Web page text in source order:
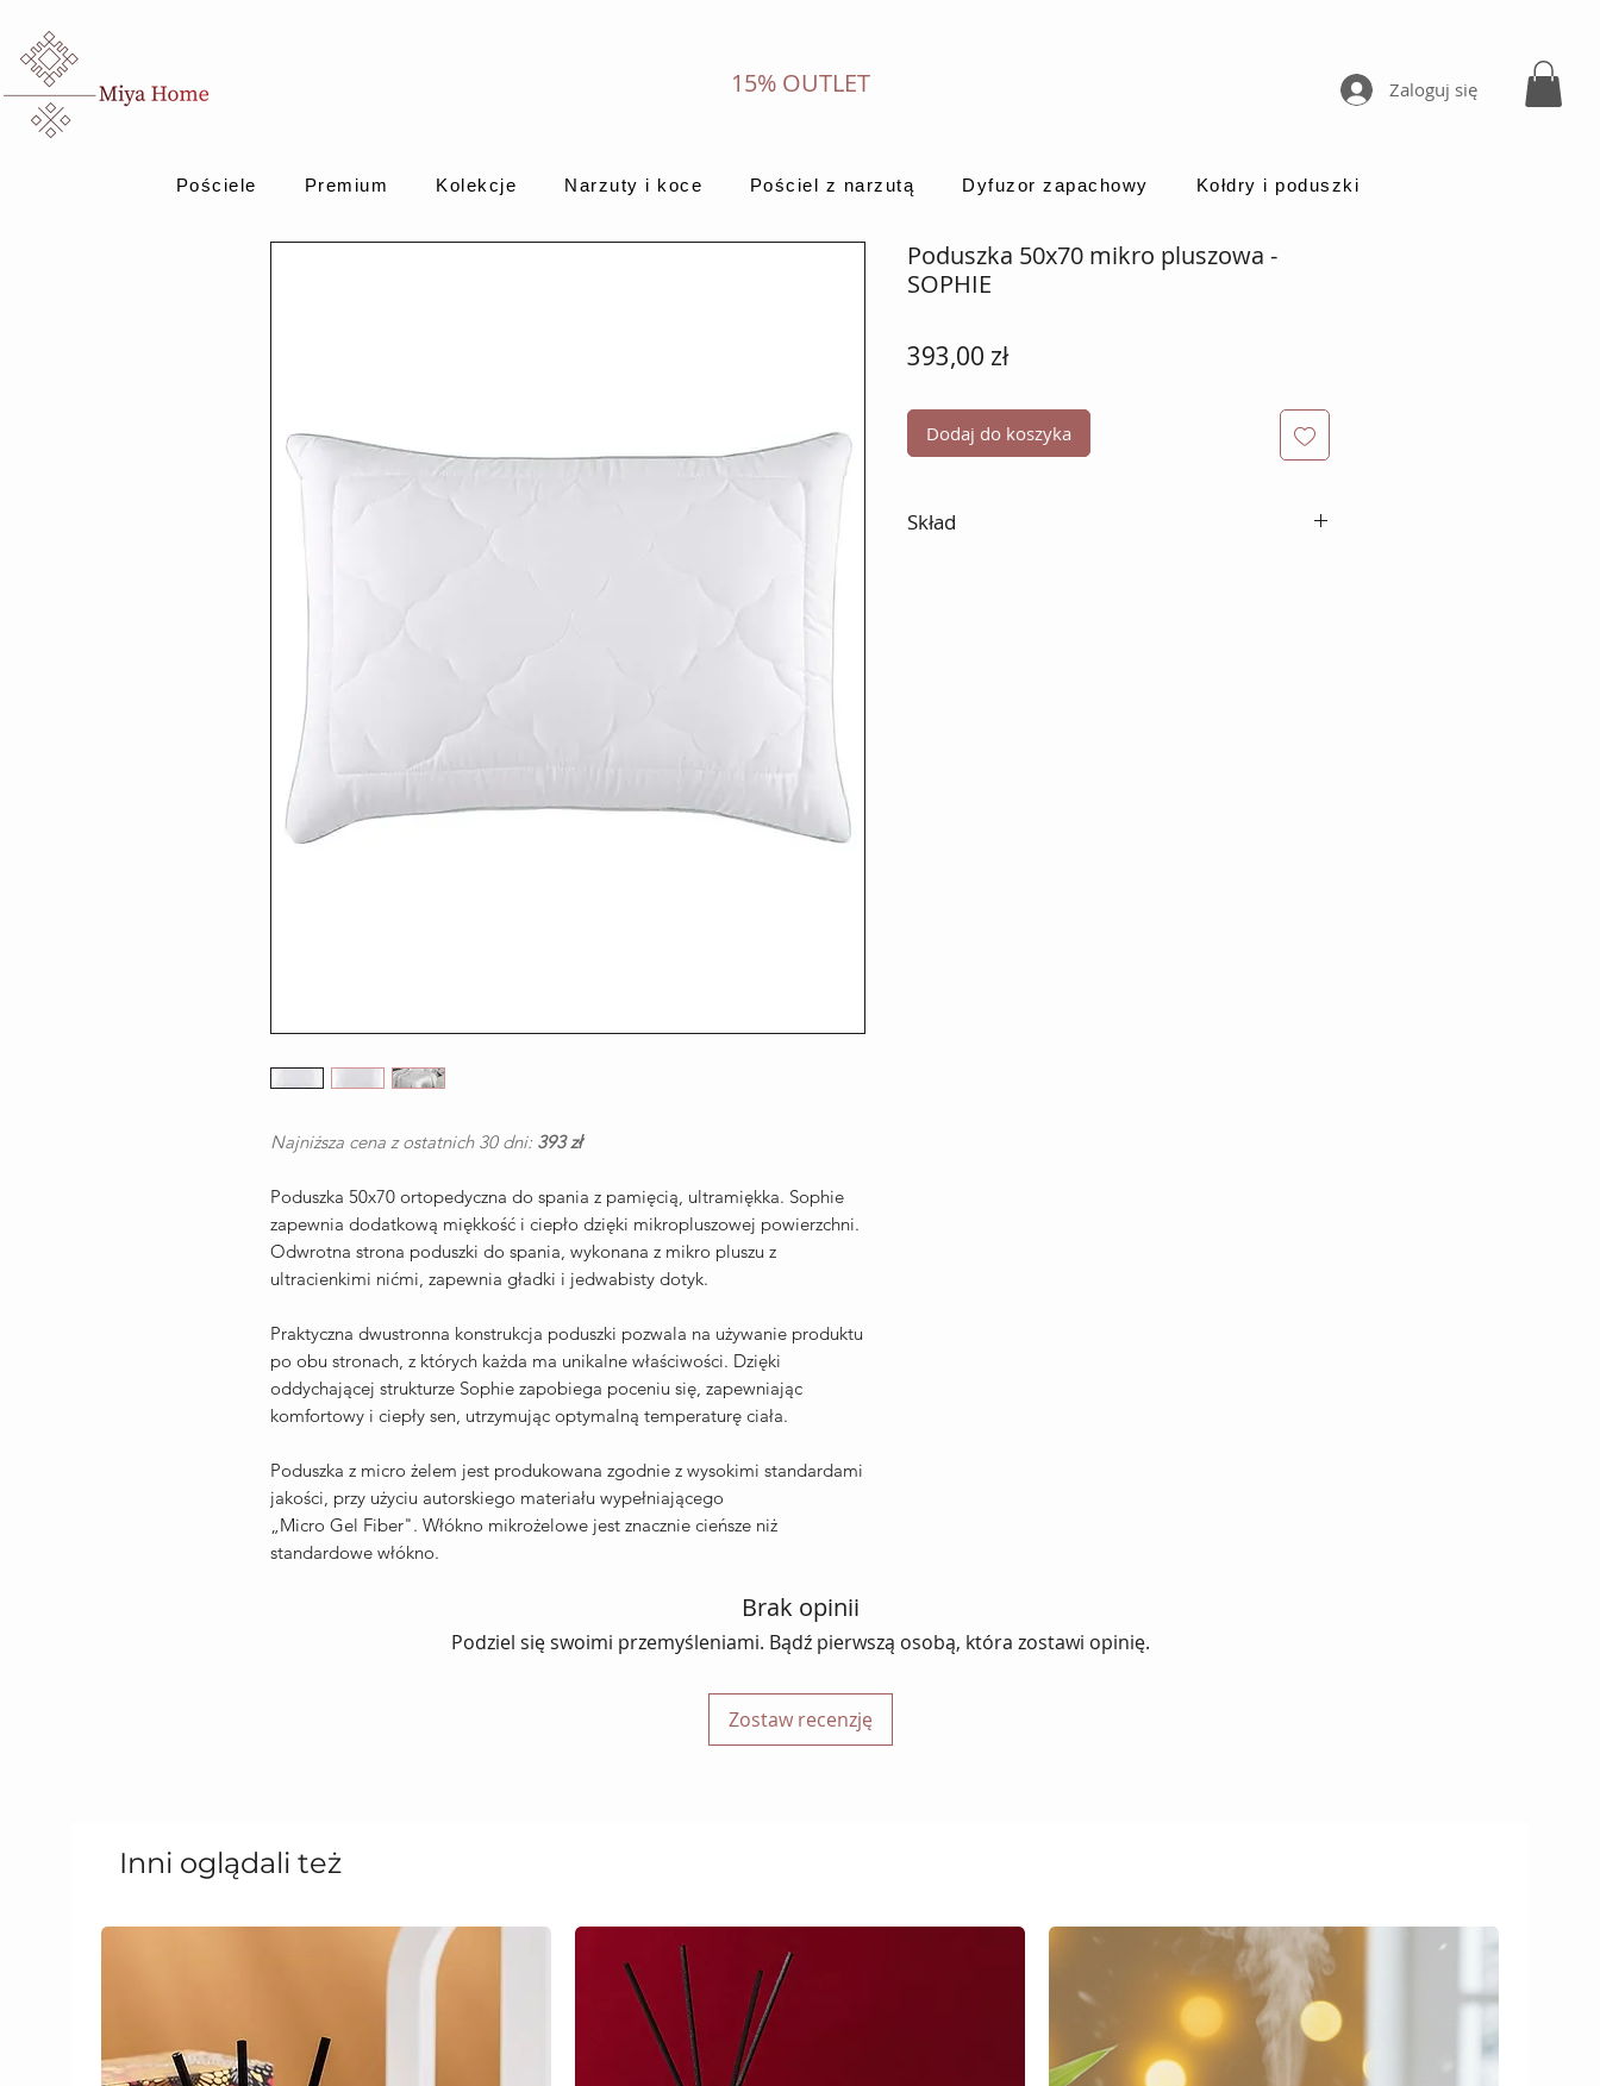
Zaloguj się
15% OUTLET
Pościele Premium Kolekcje Narzuty i koce Pościel z narzutą Dyfuzor zapachowy Kołdry i poduszki
Najniższa cena z ostatnich 30 dni: 393 zł
Poduszka 50x70 ortopedyczna do spania z pamięcią, ultramiękka. Sophie
zapewnia dodatkową miękkość i ciepło dzięki mikropluszowej powierzchni.
Odwrotna strona poduszki do spania, wykonana z mikro pluszu z
ultracienkimi nićmi, zapewnia gładki i jedwabisty dotyk.
Praktyczna dwustronna konstrukcja poduszki pozwala na używanie produktu
po obu stronach, z których każda ma unikalne właściwości. Dzięki
oddychającej strukturze Sophie zapobiega poceniu się, zapewniając
komfortowy i ciepły sen, utrzymując optymalną temperaturę ciała.
Poduszka z micro żelem jest produkowana zgodnie z wysokimi standardami
jakości, przy użyciu autorskiego materiału wypełniającego
„Micro Gel Fiber". Włókno mikrożelowe jest znacznie cieńsze niż
standardowe włókno.
Poduszka 50x70 mikro pluszowa -
SOPHIE
393,00 złCena
Dodaj do koszyka
Skład
Brak opinii
Podziel się swoimi przemyśleniami. Bądź pierwszą osobą, która zostawi opinię.
Zostaw recenzję
Inni oglądali też